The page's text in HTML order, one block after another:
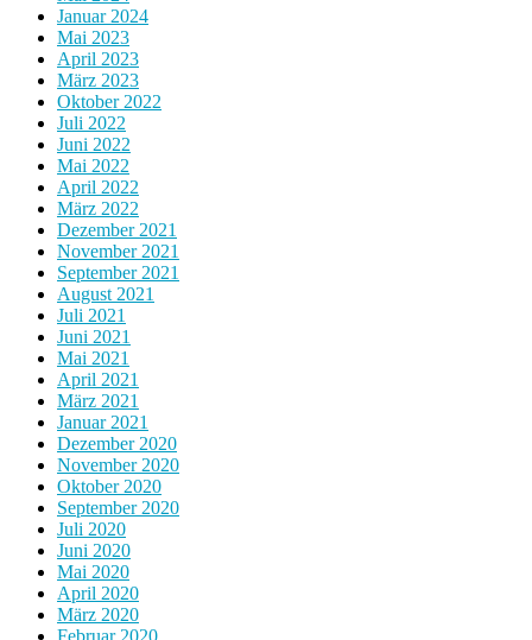
Januar 2024
Mai 2023
April 2023
März 2023
Oktober 2022
Juli 2022
Juni 2022
Mai 2022
April 2022
März 2022
Dezember 2021
November 2021
September 2021
August 2021
Juli 2021
Juni 2021
Mai 2021
April 2021
März 2021
Januar 2021
Dezember 2020
November 2020
Oktober 2020
September 2020
Juli 2020
Juni 2020
Mai 2020
April 2020
März 2020